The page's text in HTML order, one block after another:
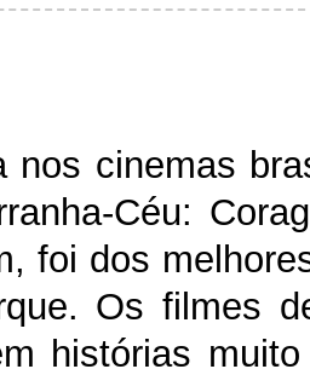
nos cinemas
Céu:
foi dos
Os filmes
histórias